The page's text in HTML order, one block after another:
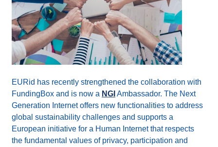
EURid has recently strengthened the collaboration with
FundingBox and is now a NGI Ambassador. The Next
Generation Internet offers new functionalities to address
global sustainability challenges and supports a
European initiative for a Human Internet that respects
the fundamental values of privacy, participation and